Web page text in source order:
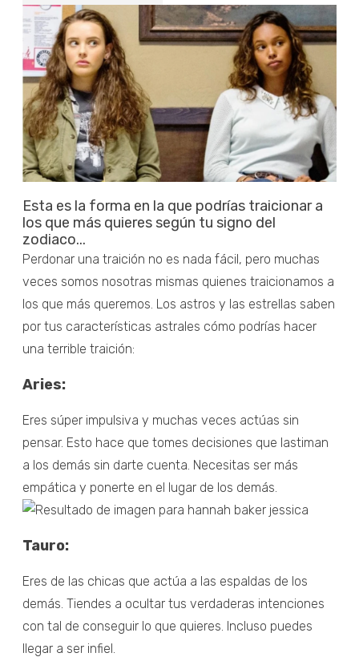
Esta es la forma en la que podrías traicionar a
los que más quieres según tu signo del
zodiaco...
Perdonar una traición no es nada fácil, pero muchas
veces somos nosotras mismas quienes traicionamos a
los que más queremos. Los astros y las estrellas saben
por tus características astrales cómo podrías hacer
una terrible traición:
Aries:
Eres súper impulsiva y muchas veces actúas sin
pensar. Esto hace que tomes decisiones que lastiman
a los demás sin darte cuenta. Necesitas ser más
empática y ponerte en el lugar de los demás.
Tauro:
Eres de las chicas que actúa a las espaldas de los
demás. Tiendes a ocultar tus verdaderas intenciones
con tal de conseguir lo que quieres. Incluso puedes
llegar a ser infiel.